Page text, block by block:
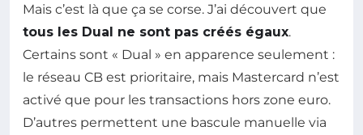
Mais c’est là que ça se corse. J’ai découvert que
tous les Dual ne sont pas créés égaux.
Certains sont « Dual » en apparence seulement :
le réseau CB est prioritaire, mais Mastercard n’est
activé que pour les transactions hors zone euro.
D’autres permettent une bascule manuelle via